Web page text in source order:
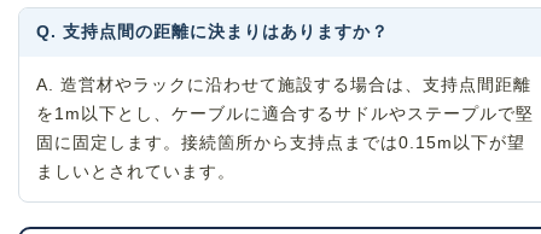
Q. 支持点間の距離に決まりはありますか？
A. 造営材やラックに沿わせて施設する場合は、支持点間距離
を1m以下とし、ケーブルに適合するサドルやステープルで堅
固に固定します。接続箇所から支持点までは0.15m以下が望
ましいとされています。